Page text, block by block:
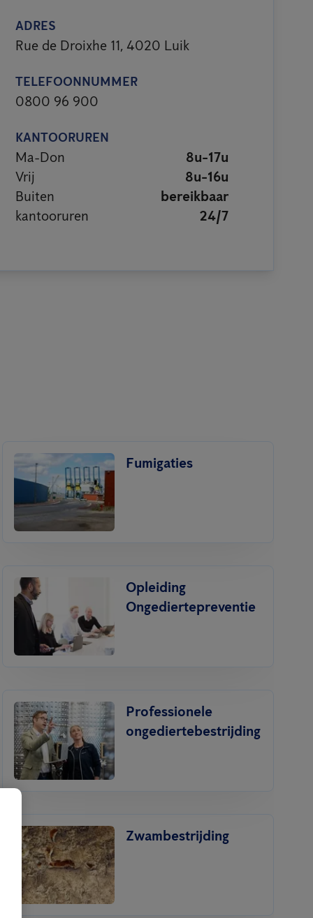
ADRES
Rue de Droixhe 11, 4020 Luik
TELEFOONNUMMER
0800 96 900
KANTOORUREN
Ma-Don
8u-17u
Vrij
8u-16u
Buiten
bereikbaar
kantooruren
24/7
Fumigaties
Opleiding
Ongediertepreventie
Professionele
ongediertebestrijding
Zwambestrijding